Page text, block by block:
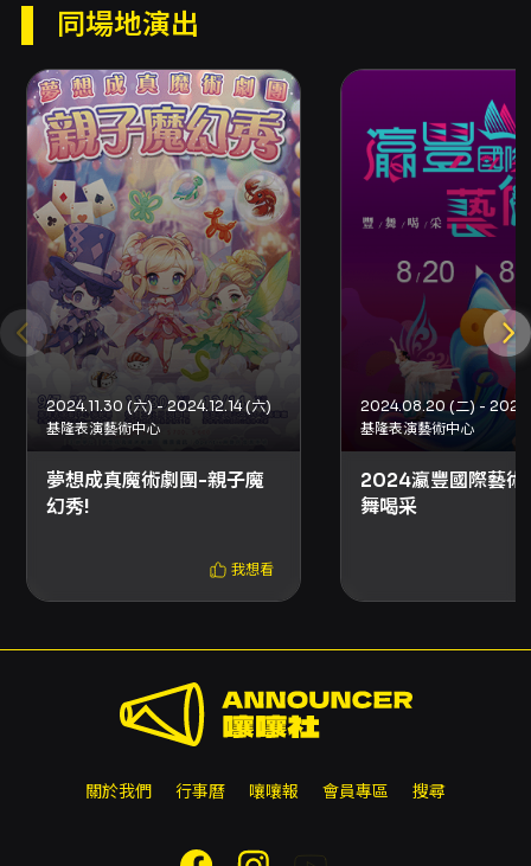
2026/6/22至2026/8/1。 - 注意：若折扣方案設
有「需使用文化幣折抵」之限制，該折扣僅限網
路購買。部分方案（例如輪椅席及輪椅陪同席、
優惠套票或有購買張數限制之折扣方案、需一次
購買超過8張的折扣方案）無法於超商購買。 退
換票與注意事項 - 退票期限：最晚須在演出日10
日前（不含演出日）辦理，逾期恕不受理。 - 退
票手續費：每張退票收取票面售價10%手續費；
換票視同退票，需先退票後重新購買。 - 退票申
請方式： - 若為信用卡、行動支付或以文化幣全
額支付之電子票，請使用OPENTIX線上退訂單
功能於會員 > 訂單紀錄中操作；系統每日23:30-
00:00為結算暫停期間，請注意時間。若購買方
法為ATM轉帳或現金，請依網站指示填寫退票表
單並附上存摺照片辦理。 - 已取紙本票者可至
OPENTIX指定服務處臨櫃退票或以掛號郵寄辦
理，郵寄退票以郵戳為憑，郵寄地址及流程請依
OPENTIX頁面說明。郵寄退票之退款方式依付
款方式而定，刷卡退回原刷卡、現金或ATM轉帳
則需提供帳戶資訊處理。 - 特別提醒：若購票時
先退還文化幣與點數；若抵用之文化幣或點數已
逾使用效期，將無法返還或展延。 - 優惠組合退
票，無法以單張票券申請退票或換票；如套票包
含不同場次票券，退票最晚須於所購首場演出日
10日前辦理，若套票另有規定請以套票頁面說明
利；若於預定演出前主要表演人員或節目內容發
目頁面。 - 若主辦單位未提供退款機制，刷卡購
同場地演出
2024.11.30 (六) - 2024.12.14 (六)
基隆表演藝術中心
夢想成真魔術劇團-親子魔
幻秀!
我想看
基隆表演藝術中心
2024瀛豐國際藝
舞喝采
關於我們 行事曆 嚷嚷報 會員專區 搜尋